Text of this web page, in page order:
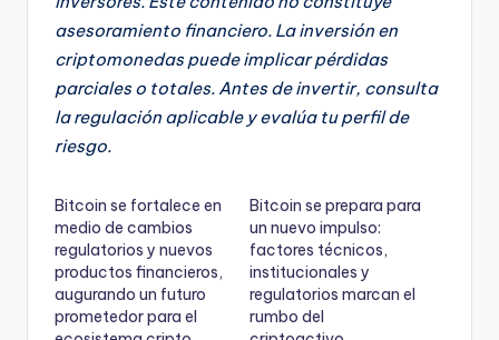
asesoramiento financiero. La inversión en
criptomonedas puede implicar pérdidas
parciales o totales. Antes de invertir, consulta
la regulación aplicable y evalúa tu perfil de
riesgo.
Bitcoin se fortalece en
medio de cambios
regulatorios y nuevos
productos financieros,
augurando un futuro
prometedor para el
Bitcoin se prepara para
un nuevo impulso:
factores técnicos,
institucionales y
regulatorios marcan el
rumbo del